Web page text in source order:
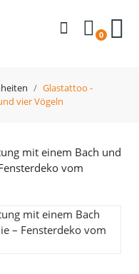
0
Glastattoo -
vier Vögeln